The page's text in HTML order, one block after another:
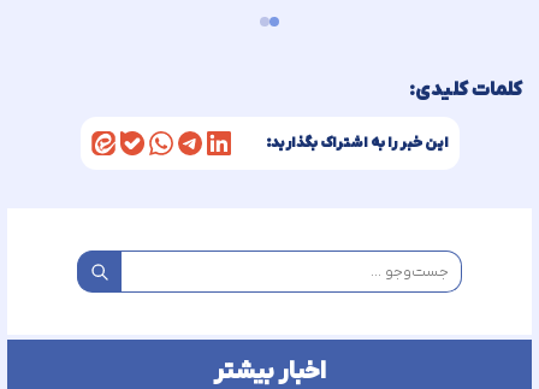
کلمات کلیدی:
این خبر را به اشتراک بگذارید:
اخبار بیشتر